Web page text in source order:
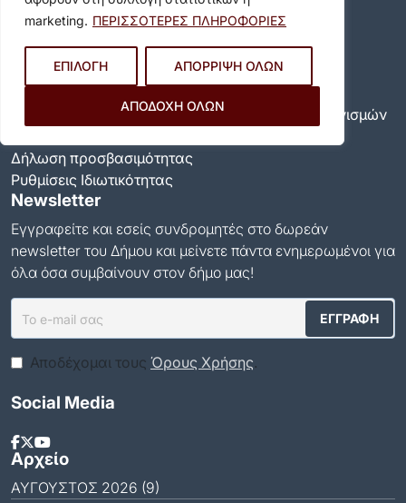
marketing. ΠΕΡΙΣΣΟΤΕΡΕΣ ΠΛΗΡΟΦΟΡΙΕΣ
ΕΠΙΛΟΓΗ ΑΠΟΡΡΙΨΗ ΟΛΩΝ
ΑΠΟΔΟΧΗ ΟΛΩΝ
Email:info@dimosbyrona.gr
Όροι Χρήσης
Όροι Χρήσης
Πολιτική Προστασίας Προσωπικών Δεδομένων
Πολιτική για τη χρήση των cookies και των μηχανισμών
Δήλωση προσβασιμότητας
Ρυθμίσεις Ιδιωτικότητας
Newsletter
Εγγραφείτε και εσείς συνδρομητές στο δωρεάν
newsletter του Δήμου και μείνετε πάντα ενημερωμένοι για
όλα όσα συμβαίνουν στον δήμο μας!
Αποδέχομαι τους Όρους Χρήσης.
Social Media
Αρχείο
ΑΎΓΟΥΣΤΟΣ 2026 (9)